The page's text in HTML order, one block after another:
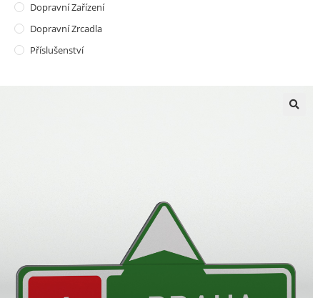
Dopravní Zařízení
Dopravní Zrcadla
Příslušenství